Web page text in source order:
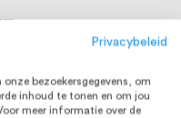
42,4 mm met
Privacybeleid
bezoekersgegevens, om
inhoud te tonen en om jou
meer informatie over de